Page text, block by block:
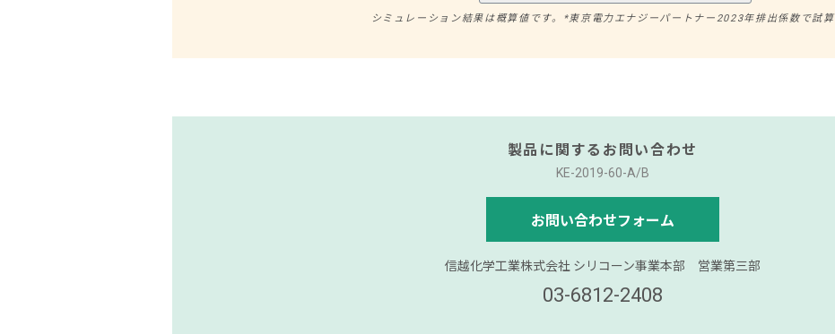
シミュレーション結果は概算値です。​*東京電力エナジーパートナー2023年排出係数で試算​
製品に関するお問い合わせ
KE-2019-60-A/B
お問い合わせフォーム
信越化学工業株式会社 シリコーン事業本部 営業第三部
03-6812-2408